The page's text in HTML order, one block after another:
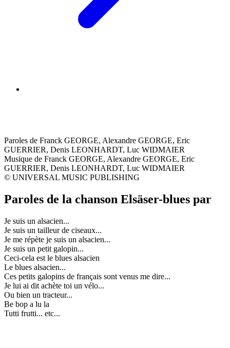
Paroles de Franck GEORGE, Alexandre GEORGE, Eric
GUERRIER, Denis LEONHARDT, Luc WIDMAIER
Musique de Franck GEORGE, Alexandre GEORGE, Eric
GUERRIER, Denis LEONHARDT, Luc WIDMAIER
© UNIVERSAL MUSIC PUBLISHING
Paroles de la chanson Elsäser-blues par
Je suis un alsacien...
Je suis un tailleur de ciseaux...
Je me répète je suis un alsacien...
Je suis un petit galopin...
Ceci-cela est le blues alsacien
Le blues alsacien...
Ces petits galopins de français sont venus me dire...
Je lui ai dit achète toi un vélo...
Ou bien un tracteur...
Be bop a lu la
Tutti frutti... etc...